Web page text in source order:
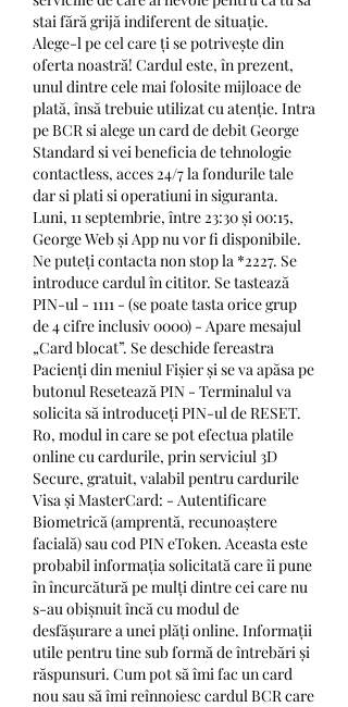
stai fără grijă indiferent de situație.
Alege-l pe cel care ți se potrivește din
oferta noastră! Cardul este, în prezent,
unul dintre cele mai folosite mijloace de
plată, însă trebuie utilizat cu atenție. Intra
pe BCR si alege un card de debit George
Standard si vei beneficia de tehnologie
contactless, acces 24/7 la fondurile tale
dar si plati si operatiuni in siguranta.
Luni, 11 septembrie, între 23:30 și 00:15,
George Web și App nu vor fi disponibile.
Ne puteți contacta non stop la *2227. Se
introduce cardul în cititor. Se tastează
PIN-ul - 1111 - (se poate tasta orice grup
de 4 cifre inclusiv 0000) - Apare mesajul
„Card blocat”. Se deschide fereastra
Pacienți din meniul Fișier și se va apăsa pe
butonul Resetează PIN - Terminalul va
solicita să introduceți PIN-ul de RESET.
Ro, modul in care se pot efectua platile
online cu cardurile, prin serviciul 3D
Secure, gratuit, valabil pentru cardurile
Visa și MasterCard: - Autentificare
Biometrică (amprentă, recunoaștere
facială) sau cod PIN eToken. Aceasta este
probabil informația solicitată care îi pune
în încurcătură pe mulți dintre cei care nu
s-au obișnuit încă cu modul de
desfășurare a unei plăți online. Informații
utile pentru tine sub formă de întrebări și
răspunsuri. Cum pot să îmi fac un card
nou sau să îmi reînnoiesc cardul BCR care